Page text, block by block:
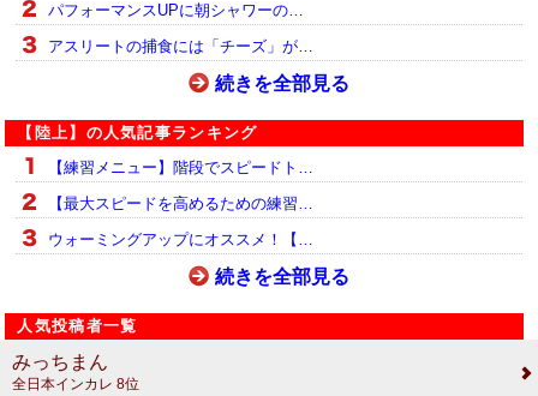
パフォーマンスUPに朝シャワーの…
アスリートの捕食には「チーズ」が…
続きを全部見る
【陸上】の人気記事ランキング
【練習メニュー】階段でスピードト…
【最大スピードを高めるための練習…
ウォーミングアップにオススメ！【…
続きを全部見る
人気投稿者一覧
みっちまん
全日本インカレ 8位